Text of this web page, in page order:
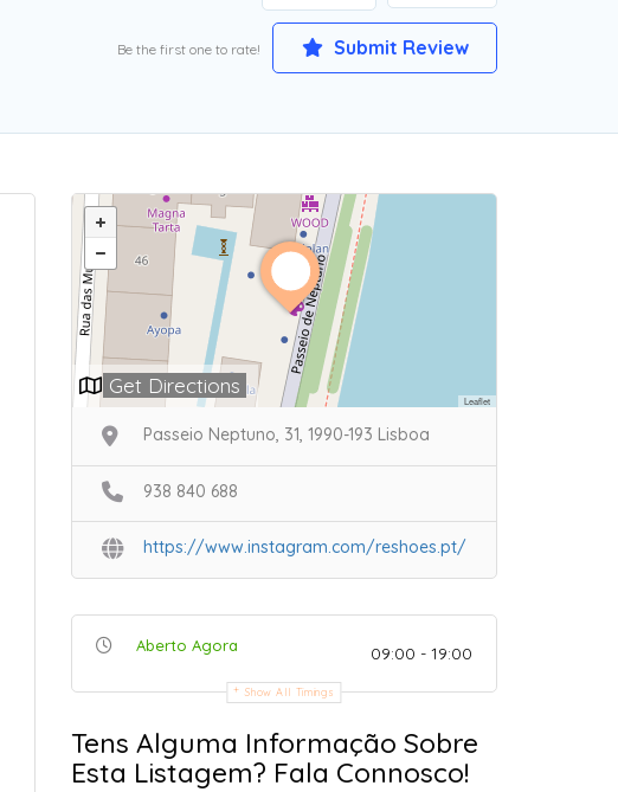
Be the first one to rate! Submit Review
Leaflet
Get Directions
Passeio Neptuno, 31, 1990-193 Lisboa
938 840 688
https://www.instagram.com/reshoes.pt/
Aberto Agora 09:00 - 19:00
Show All Timings
Tens Alguma Informação Sobre
Esta Listagem? Fala Connosco!